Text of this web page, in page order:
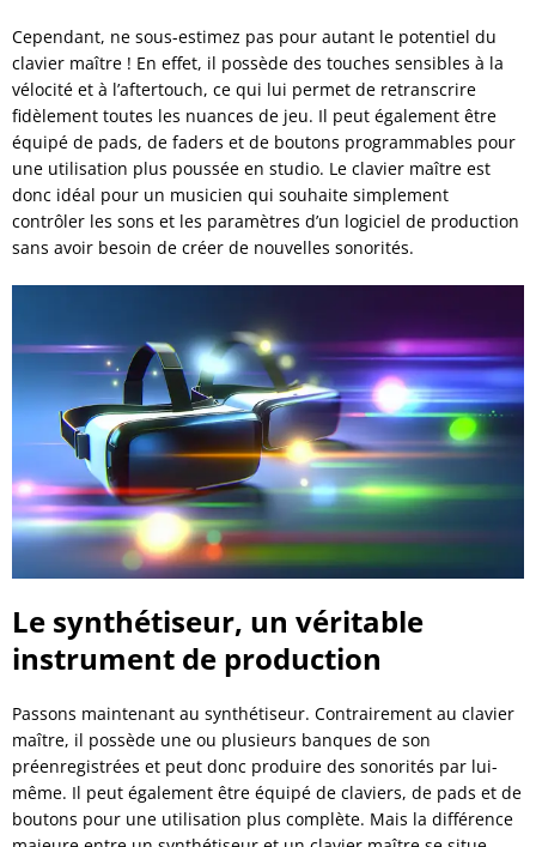
Cependant, ne sous-estimez pas pour autant le potentiel du
clavier maître ! En effet, il possède des touches sensibles à la
vélocité et à l’aftertouch, ce qui lui permet de retranscrire
fidèlement toutes les nuances de jeu. Il peut également être
équipé de pads, de faders et de boutons programmables pour
une utilisation plus poussée en studio. Le clavier maître est
donc idéal pour un musicien qui souhaite simplement
contrôler les sons et les paramètres d’un logiciel de production
sans avoir besoin de créer de nouvelles sonorités.
Le synthétiseur, un véritable
instrument de production
Passons maintenant au synthétiseur. Contrairement au clavier
maître, il possède une ou plusieurs banques de son
préenregistrées et peut donc produire des sonorités par lui-
même. Il peut également être équipé de claviers, de pads et de
boutons pour une utilisation plus complète. Mais la différence